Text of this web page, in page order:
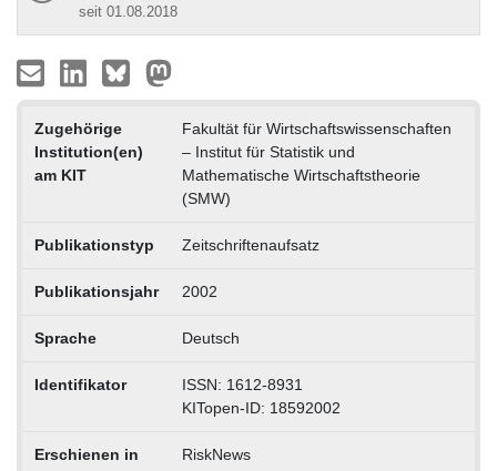
seit 01.08.2018
Zugehörige
Institution(en)
am KIT
Fakultät für Wirtschaftswissenschaften
– Institut für Statistik und
Mathematische Wirtschaftstheorie
(SMW)
Publikationstyp Zeitschriftenaufsatz
Publikationsjahr 2002
Sprache Deutsch
Identifikator
ISSN: 1612-8931
KITopen-ID: 18592002
Erschienen in RiskNews